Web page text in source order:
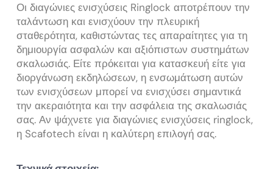
Οι διαγώνιες ενισχύσεις Ringlock αποτρέπουν την
ταλάντωση και ενισχύουν την πλευρική
σταθερότητα, καθιστώντας τες απαραίτητες για τη
δημιουργία ασφαλών και αξιόπιστων συστημάτων
σκαλωσιάς. Είτε πρόκειται για κατασκευή είτε για
διοργάνωση εκδηλώσεων, η ενσωμάτωση αυτών
των ενισχύσεων μπορεί να ενισχύσει σημαντικά
την ακεραιότητα και την ασφάλεια της σκαλωσιάς
σας. Αν ψάχνετε για διαγώνιες ενισχύσεις ringlock,
η Scafotech είναι η καλύτερη επιλογή σας.